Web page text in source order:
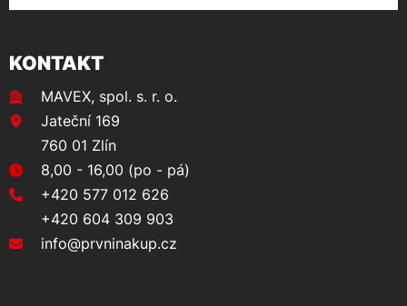
KONTAKT
MAVEX, spol. s. r. o.
Jateční 169
760 01 Zlín
8,00 - 16,00 (po - pá)
+420 577 012 626
+420 604 309 903
info@prvninakup.cz